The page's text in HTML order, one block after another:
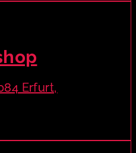
Erfurt,